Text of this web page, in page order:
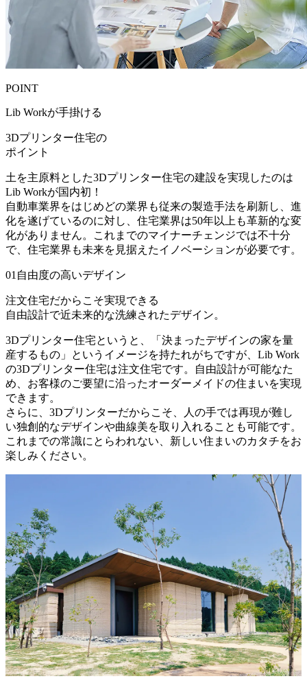
POINT
Lib Workが手掛ける
3Dプリンター住宅の
ポイント
土を主原料とした3Dプリンター住宅の建設を実現したのは
Lib Workが国内初！
自動車業界をはじめどの業界も従来の製造手法を刷新し、進
化を遂げているのに対し、住宅業界は50年以上も革新的な変
化がありません。これまでのマイナーチェンジでは不十分
で、住宅業界も未来を見据えたイノベーションが必要です。
01 自由度の高いデザイン
注文住宅だからこそ実現できる
自由設計で近未来的な洗練されたデザイン。
3Dプリンター住宅というと、「決まったデザインの家を量
産するもの」というイメージを持たれがちですが、Lib Work
の3Dプリンター住宅は注文住宅です。自由設計が可能なた
め、お客様のご要望に沿ったオーダーメイドの住まいを実現
できます。
さらに、3Dプリンターだからこそ、人の手では再現が難し
い独創的なデザインや曲線美を取り入れることも可能です。
これまでの常識にとらわれない、新しい住まいのカタチをお
楽しみください。